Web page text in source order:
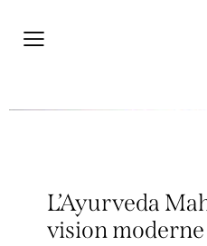
L’Ayurveda
vision